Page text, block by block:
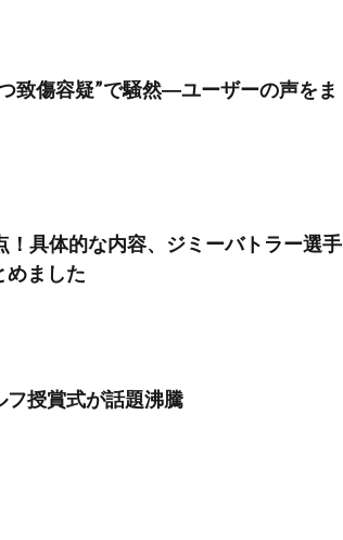
致傷容疑”で騒然―ユーザーの声をま
具体的な内容、ジミーバトラー選手
めました
授賞式が話題沸騰